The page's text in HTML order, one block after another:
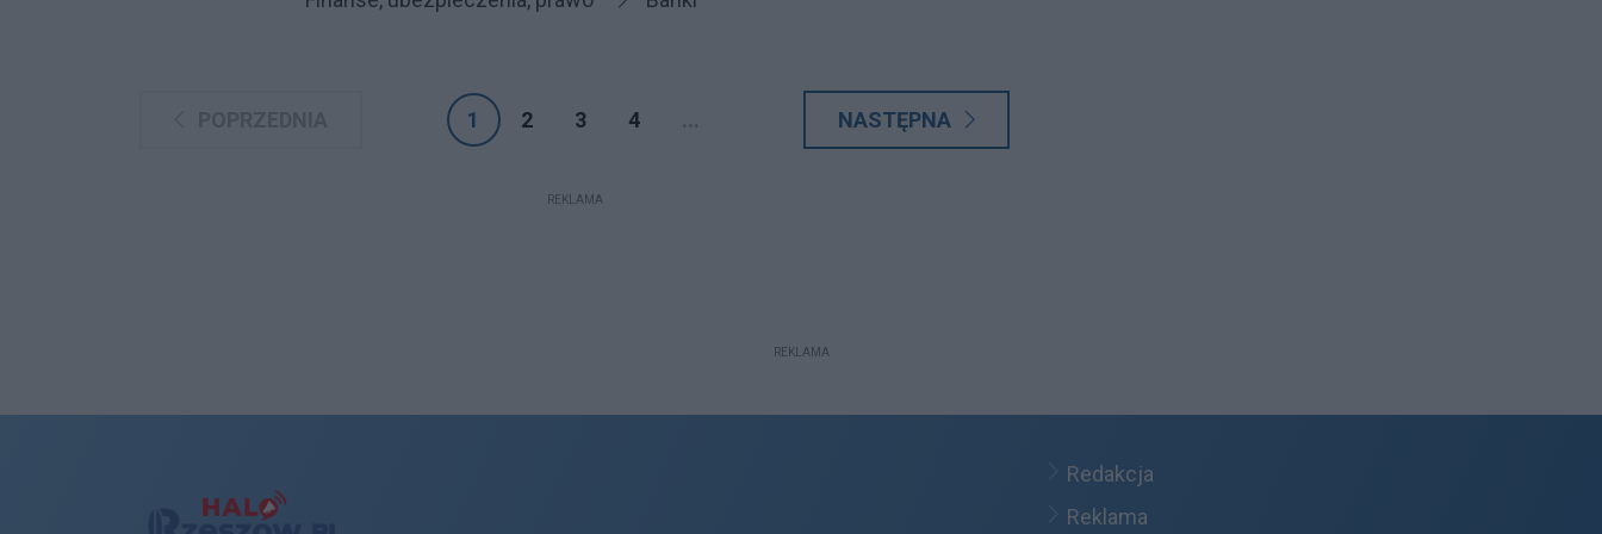
1 2 3 4 ... NASTĘPNA
REKLAMA
REKLAMA
Redakcja
Reklama